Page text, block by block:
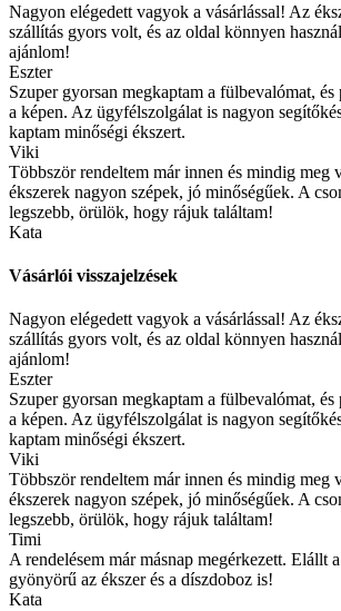
Nagyon elégedett vagyok a vásárlással! Az
szállítás gyors volt, és az oldal könnyen
ajánlom!
Eszter
Szuper gyorsan megkaptam a fülbevalómat,
a képen. Az ügyfélszolgálat is nagyon
kaptam minőségi ékszert.
Viki
Többször rendeltem már innen és mindig meg
ékszerek nagyon szépek, jó minőségűek. A
legszebb, örülök, hogy rájuk találtam!
Kata
Vásárlói visszajelzések
Nagyon elégedett vagyok a vásárlással! Az
szállítás gyors volt, és az oldal könnyen
ajánlom!
Eszter
Szuper gyorsan megkaptam a fülbevalómat,
a képen. Az ügyfélszolgálat is nagyon
kaptam minőségi ékszert.
Viki
Többször rendeltem már innen és mindig meg
ékszerek nagyon szépek, jó minőségűek. A
legszebb, örülök, hogy rájuk találtam!
Timi
A rendelésem már másnap megérkezett. Elállt
gyönyörű az ékszer és a díszdoboz is!
Kata